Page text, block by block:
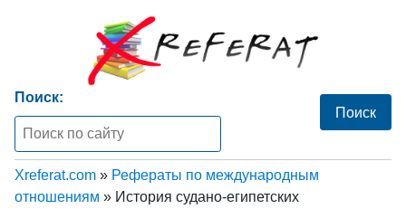
Поиск:
Xreferat.com » Рефераты по международным
отношениям » История судано-египетских